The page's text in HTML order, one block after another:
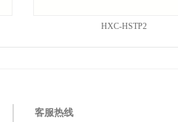
HXC-HSTP2
客服热线